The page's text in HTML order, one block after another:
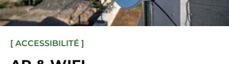
[ ACCESSIBILITÉ ]